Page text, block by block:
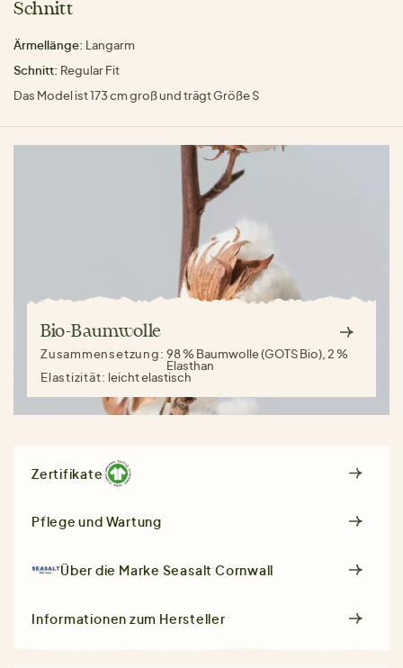
Schnitt
Ärmellänge: Langarm
Schnitt: Regular Fit
Das Model ist 173 cm groß und trägt Größe S
Bio-Baumwolle
Zusammensetzung:98 % Baumwolle (GOTS Bio), 2 %
Elasthan
Elastizität: leicht elastisch
Zertifikate
Pflege und Wartung
Über die Marke Seasalt Cornwall
Informationen zum Hersteller